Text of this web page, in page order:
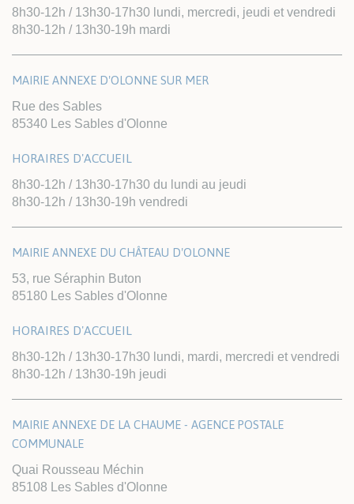
8h30-12h / 13h30-17h30 lundi, mercredi, jeudi et vendredi
8h30-12h / 13h30-19h mardi
MAIRIE ANNEXE D'OLONNE SUR MER
Rue des Sables
85340 Les Sables d'Olonne
HORAIRES D'ACCUEIL
8h30-12h / 13h30-17h30 du lundi au jeudi
8h30-12h / 13h30-19h vendredi
MAIRIE ANNEXE DU CHÂTEAU D'OLONNE
53, rue Séraphin Buton
85180 Les Sables d'Olonne
HORAIRES D'ACCUEIL
8h30-12h / 13h30-17h30 lundi, mardi, mercredi et vendredi
8h30-12h / 13h30-19h jeudi
MAIRIE ANNEXE DE LA CHAUME - AGENCE POSTALE
COMMUNALE
Quai Rousseau Méchin
85108 Les Sables d'Olonne